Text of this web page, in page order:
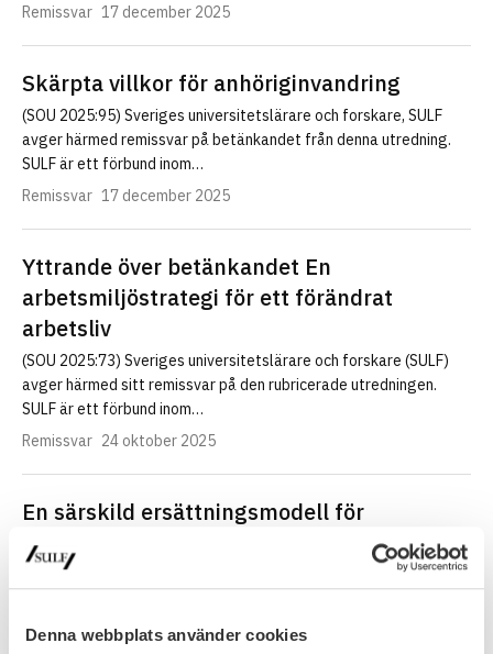
Denna webbplats använder cookies
Remissvar 17 december 2025
Skärpta villkor för anhöriginvandring
(SOU 2025:95) Sveriges universitetslärare och forskare, SULF
avger härmed remissvar på betänkandet från denna utredning.
SULF är ett förbund inom…
Remissvar 17 december 2025
Yttrande över betänkandet En
arbetsmiljöstrategi för ett förändrat
arbetsliv
(SOU 2025:73) Sveriges universitetslärare och forskare (SULF)
avger härmed sitt remissvar på den rubricerade utredningen.
SULF är ett förbund inom…
Remissvar 24 oktober 2025
En särskild ersättningsmodell för
utbildning för omställning och
vidareutbildning för yrkesverksamma
är en fackförening och en professionsorganisation som